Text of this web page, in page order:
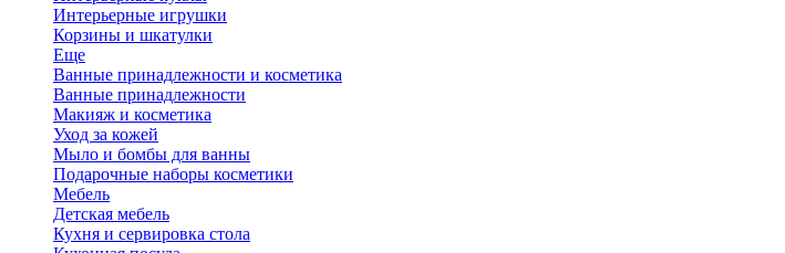
Интерьерные игрушки
Корзины и шкатулки
Еще
Ванные принадлежности и косметика
Ванные принадлежности
Макияж и косметика
Уход за кожей
Мыло и бомбы для ванны
Подарочные наборы косметики
Мебель
Детская мебель
Кухня и сервировка стола